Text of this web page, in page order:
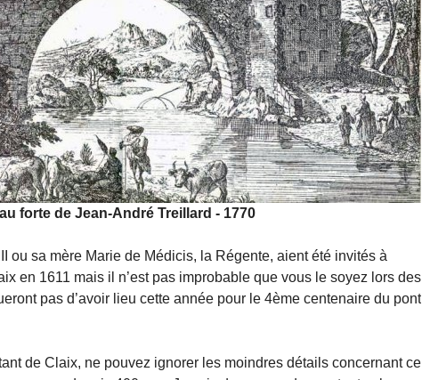
forte de Jean-André Treillard - 1770
ou sa mère Marie de Médicis, la Régente, aient été invités à
en 1611 mais il n’est pas improbable que vous le soyez lors des
pas d’avoir lieu cette année pour le 4ème centenaire du pont
de Claix, ne pouvez ignorer les moindres détails concernant ce